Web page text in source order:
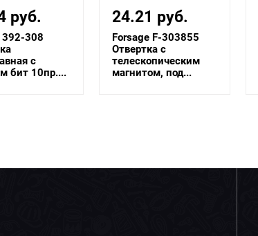
руб.
F-303855
с
под...
15.05 руб.
Forsage F-303863
Отвертка
универсальная
переставная с ком...